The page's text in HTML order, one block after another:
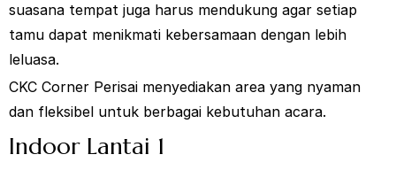
suasana tempat juga harus mendukung agar setiap
tamu dapat menikmati kebersamaan dengan lebih
leluasa.
CKC Corner Perisai menyediakan area yang nyaman
dan fleksibel untuk berbagai kebutuhan acara.
Indoor Lantai 1